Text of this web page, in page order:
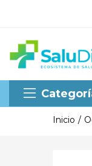
Inicio